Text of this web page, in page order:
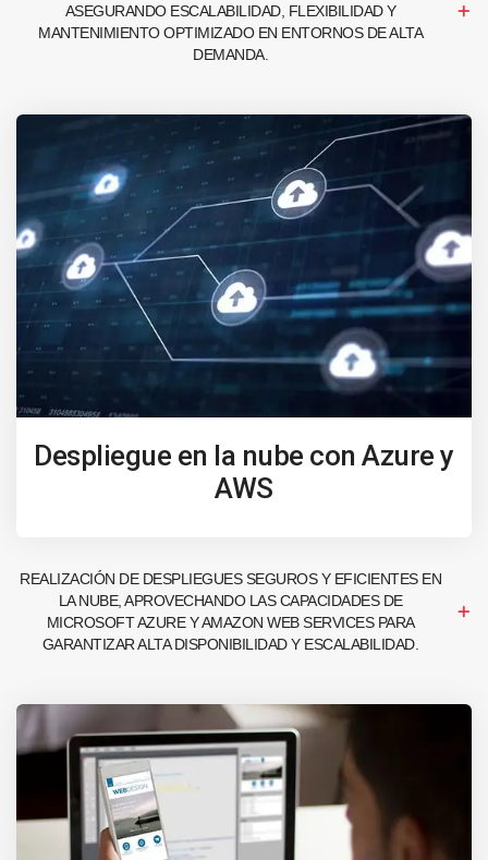
ASEGURANDO ESCALABILIDAD, FLEXIBILIDAD Y
MANTENIMIENTO OPTIMIZADO EN ENTORNOS DE ALTA
DEMANDA.
Despliegue en la nube con Azure y
AWS
REALIZACIÓN DE DESPLIEGUES SEGUROS Y EFICIENTES EN
LA NUBE, APROVECHANDO LAS CAPACIDADES DE
MICROSOFT AZURE Y AMAZON WEB SERVICES PARA
GARANTIZAR ALTA DISPONIBILIDAD Y ESCALABILIDAD.